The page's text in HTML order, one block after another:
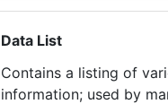
Data List
Contains a listing of
information; used by